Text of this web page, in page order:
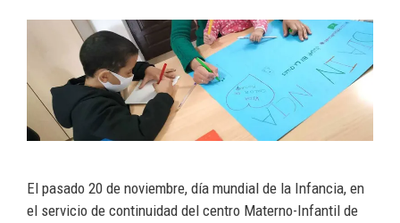
El pasado 20 de noviembre, día mundial de la Infancia, en
el servicio de continuidad del centro Materno-Infantil de